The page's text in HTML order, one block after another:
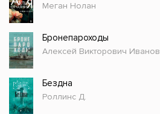
Меган Нолан
Бронепароходы
Алексей Викторович Иванов
Бездна
Роллинс Д.